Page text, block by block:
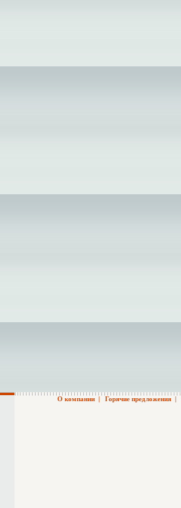
О компании | Горячие предложения |